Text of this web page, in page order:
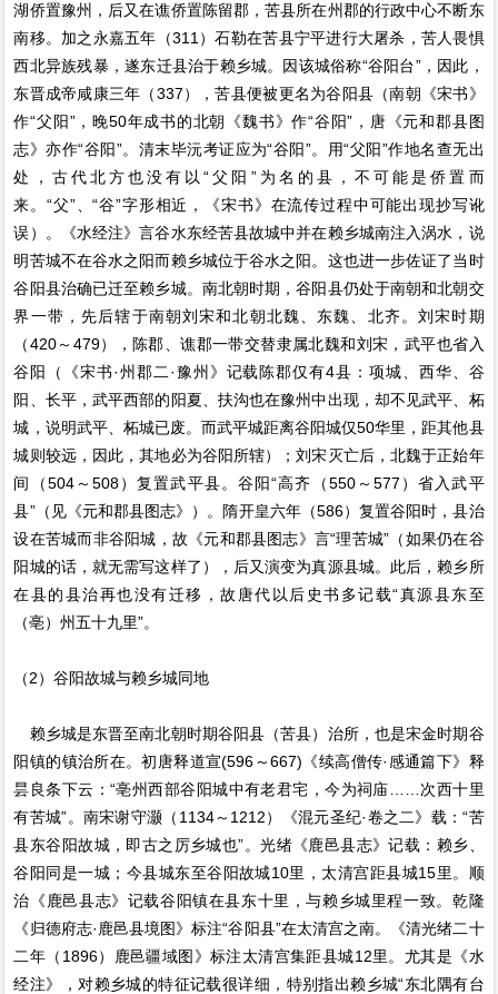
湖侨置豫州，后又在谯侨置陈留郡，苦县所在州郡的行政中心不断东
南移。加之永嘉五年（311）石勒在苦县宁平进行大屠杀，苦人畏惧
西北异族残暴，遂东迁县治于赖乡城。因该城俗称“谷阳台”，因此，
东晋成帝咸康三年（337），苦县便被更名为谷阳县（南朝《宋书》
作“父阳”，晚50年成书的北朝《魏书》作“谷阳”，唐《元和郡县图
志》亦作“谷阳”。清末毕沅考证应为“谷阳”。用“父阳”作地名查无出
处，古代北方也没有以“父阳”为名的县，不可能是侨置而
来。“父”、“谷”字形相近，《宋书》在流传过程中可能出现抄写讹
误）。《水经注》言谷水东经苦县故城中并在赖乡城南注入涡水，说
明苦城不在谷水之阳而赖乡城位于谷水之阳。这也进一步佐证了当时
谷阳县治确已迁至赖乡城。南北朝时期，谷阳县仍处于南朝和北朝交
界一带，先后辖于南朝刘宋和北朝北魏、东魏、北齐。刘宋时期
（420～479），陈郡、谯郡一带交替隶属北魏和刘宋，武平也省入
谷阳（《宋书·州郡二·豫州》记载陈郡仅有4县：项城、西华、谷
阳、长平，武平西部的阳夏、扶沟也在豫州中出现，却不见武平、柘
城，说明武平、柘城已废。而武平城距离谷阳城仅50华里，距其他县
城则较远，因此，其地必为谷阳所辖）；刘宋灭亡后，北魏于正始年
间（504～508）复置武平县。谷阳“高齐（550～577）省入武平
县”（见《元和郡县图志》）。隋开皇六年（586）复置谷阳时，县治
设在苦城而非谷阳城，故《元和郡县图志》言“理苦城”（如果仍在谷
阳城的话，就无需写这样了），后又演变为真源县城。此后，赖乡所
在县的县治再也没有迁移，故唐代以后史书多记载“真源县东至
（亳）州五十九里”。
（2）谷阳故城与赖乡城同地
赖乡城是东晋至南北朝时期谷阳县（苦县）治所，也是宋金时期谷
阳镇的镇治所在。初唐释道宣(596～667)《续高僧传·感通篇下》释
昙良条下云：“亳州西部谷阳城中有老君宅，今为祠庙……次西十里
有苦城”。南宋谢守灏（1134～1212）《混元圣纪·卷之二》载：“苦
县东谷阳故城，即古之厉乡城也”。光绪《鹿邑县志》记载：赖乡、
谷阳同是一城；今县城东至谷阳故城10里，太清宫距县城15里。顺
治《鹿邑县志》记载谷阳镇在县东十里，与赖乡城里程一致。乾隆
《归德府志·鹿邑县境图》标注“谷阳县”在太清宫之南。《清光绪二十
二年（1896）鹿邑疆域图》标注太清宫集距县城12里。尤其是《水
经注》，对赖乡城的特征记载很详细，特别指出赖乡城“东北隅有台